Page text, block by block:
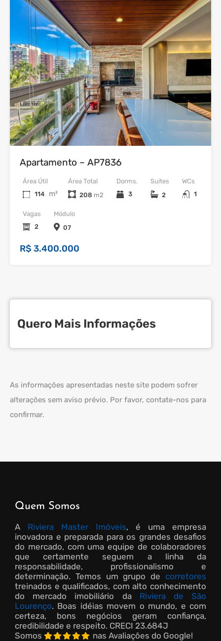
24
Venda
Apartamento – AP7836
Dorms.
3
WCs
1
Área Útil
114
m²
Vagas
2
Área Total
208
Suítes
2
Módulo
07
R$ 3.400.000
Quero Mais Informações
As informações apresentadas neste site podem sofrer
alterações sem aviso prévio. Por favor, contate-nos para
confirmar.
Quem Somos
A Riviera Master Imóveis, é uma empresa
inovadora e preparada para os grandes desafios
do mercado, com uma equipe de colaboradores
que certamente seguem a linha da
responsabilidade, profissionalismo e
determinação. Temos um grupo de corretores
treinados e qualificados, com alto conhecimento
do mercado imobiliário da Riviera de São
Lourenço. Boas idéias movem o mundo, e com
certeza, bons negócios geram confiança,
credibilidade e respeito. CRECI 23.684J
Somos
nas Avaliações do Google!